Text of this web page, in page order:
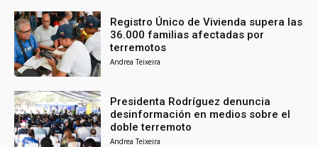
Registro Único de Vivienda supera las
36.000 familias afectadas por
terremotos
Andrea Teixeira
Presidenta Rodríguez denuncia
desinformación en medios sobre el
doble terremoto
Andrea Teixeira